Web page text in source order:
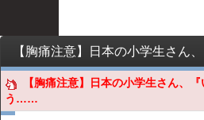
【胸痛注意】日本の小学生さん、
う……